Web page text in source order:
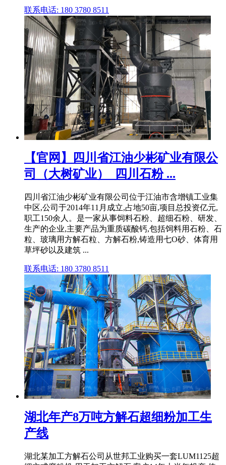
联系电话: 180 3780 8511
【官网】四川省江油少彬矿业有限公
司（大树矿业）_四川石粉 ...
四川省江油少彬矿业有限公司位于江油市含增镇工业集
中区,公司于2014年11月成立,占地50亩,项目总投资亿元,
职工150余人。是一家从事饲料石粉、超细石粉、研发、
生产的企业,主要产品为重质碳酸钙,包括饲料用石粉、石
粒、玻璃用方解石粒、方解石粉,铸造用七O砂、体育用
草坪砂以及建筑 ...
联系电话: 180 3780 8511
湖北年产8万吨方解石超细粉加工生
产线
湖北某加工方解石公司从世邦工业购买一套LUM1125超